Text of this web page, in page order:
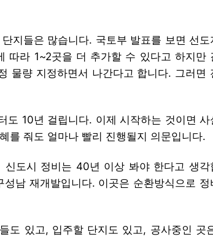
지들은 많습니다. 국토부 발표를 보면 선도
따라 1~2곳을 더 추가할 수 있다고 하지만
물량 지정하면서 나간다고 합니다. 그러면
도 10년 걸립니다. 이제 시작하는 것이면 사
를 줘도 얼마나 빨리 진행될지 의문입니다.
도시 정비는 40년 이상 봐야 한다고 생각
남 재개발입니다. 이곳은 순환방식으로 정
도 있고, 입주할 단지도 있고, 공사중인 곳